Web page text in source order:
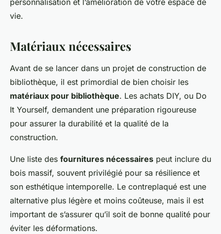
personnalisation et l’amélioration de votre espace de
vie.
Matériaux nécessaires
Avant de se lancer dans un projet de construction de
bibliothèque, il est primordial de bien choisir les
matériaux pour bibliothèque. Les achats DIY, ou Do
It Yourself, demandent une préparation rigoureuse
pour assurer la durabilité et la qualité de la
construction.
Une liste des fournitures nécessaires peut inclure du
bois massif, souvent privilégié pour sa résilience et
son esthétique intemporelle. Le contreplaqué est une
alternative plus légère et moins coûteuse, mais il est
important de s’assurer qu’il soit de bonne qualité pour
éviter les déformations.